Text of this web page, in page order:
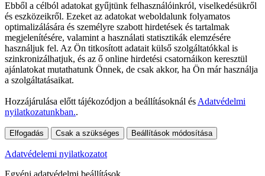
Ebből a célból adatokat gyűjtünk felhasználóinkról, viselkedésükről
és eszközeikről. Ezeket az adatokat weboldalunk folyamatos
optimalizálására és személyre szabott hirdetések és tartalmak
megjelenítésére, valamint a használati statisztikák elemzésére
használjuk fel. Az Ön titkosított adatait külső szolgáltatókkal is
szinkronizálhatjuk, és az ő online hirdetési csatornáikon keresztül
ajánlatokat mutathatunk Önnek, de csak akkor, ha Ön már használja
a szolgáltatásaikat.
Hozzájárulása előtt tájékozódjon a beállításoknál ésAdatvédelmi
nyilatkozatunkban..
Elfogadás Csak a szükséges Beállítások módosítása
Adatvédelemi nyilatkozatot